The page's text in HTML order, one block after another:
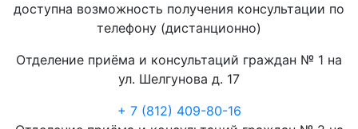
доступна возможность получения консультации по
телефону (дистанционно)
Отделение приёма и консультаций граждан № 1 на
ул. Шелгунова д. 17
+ 7 (812) 409-80-16